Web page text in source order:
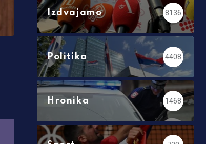
Izdvajamo 8136
Politika 4408
Hronika 1468